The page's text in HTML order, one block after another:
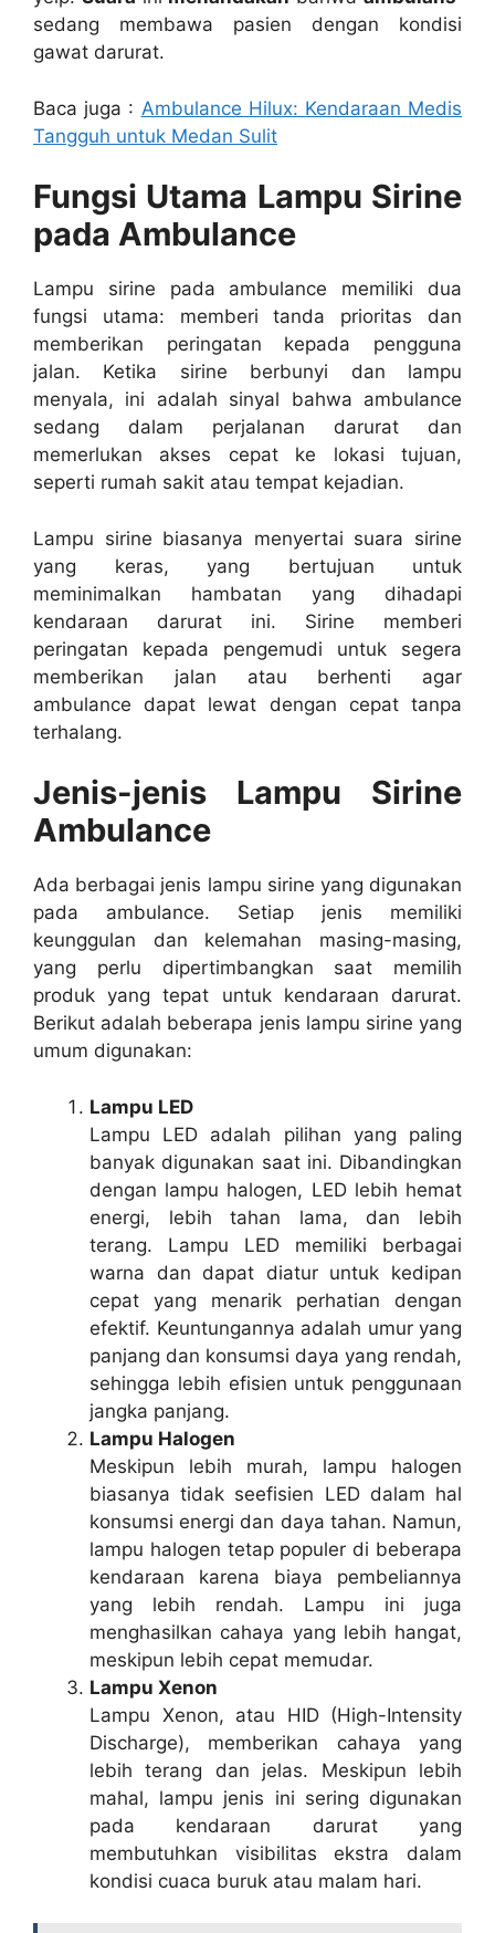
sedang membawa pasien dengan kondisi
gawat darurat.
Baca juga : Ambulance Hilux: Kendaraan Medis
Tangguh untuk Medan Sulit
Fungsi Utama Lampu Sirine
pada Ambulance
Lampu sirine pada ambulance memiliki dua
fungsi utama: memberi tanda prioritas dan
memberikan peringatan kepada pengguna
jalan. Ketika sirine berbunyi dan lampu
menyala, ini adalah sinyal bahwa ambulance
sedang dalam perjalanan darurat dan
memerlukan akses cepat ke lokasi tujuan,
seperti rumah sakit atau tempat kejadian.
Lampu sirine biasanya menyertai suara sirine
yang keras, yang bertujuan untuk
meminimalkan hambatan yang dihadapi
kendaraan darurat ini. Sirine memberi
peringatan kepada pengemudi untuk segera
memberikan jalan atau berhenti agar
ambulance dapat lewat dengan cepat tanpa
terhalang.
Jenis-jenis Lampu Sirine
Ambulance
Ada berbagai jenis lampu sirine yang digunakan
pada ambulance. Setiap jenis memiliki
keunggulan dan kelemahan masing-masing,
yang perlu dipertimbangkan saat memilih
produk yang tepat untuk kendaraan darurat.
Berikut adalah beberapa jenis lampu sirine yang
umum digunakan:
Lampu LED
Lampu LED adalah pilihan yang paling
banyak digunakan saat ini. Dibandingkan
dengan lampu halogen, LED lebih hemat
energi, lebih tahan lama, dan lebih
terang. Lampu LED memiliki berbagai
warna dan dapat diatur untuk kedipan
cepat yang menarik perhatian dengan
efektif. Keuntungannya adalah umur yang
panjang dan konsumsi daya yang rendah,
sehingga lebih efisien untuk penggunaan
jangka panjang.
Lampu Halogen
Meskipun lebih murah, lampu halogen
biasanya tidak seefisien LED dalam hal
konsumsi energi dan daya tahan. Namun,
lampu halogen tetap populer di beberapa
kendaraan karena biaya pembeliannya
yang lebih rendah. Lampu ini juga
menghasilkan cahaya yang lebih hangat,
meskipun lebih cepat memudar.
Lampu Xenon
Lampu Xenon, atau HID (High-Intensity
Discharge), memberikan cahaya yang
lebih terang dan jelas. Meskipun lebih
mahal, lampu jenis ini sering digunakan
pada kendaraan darurat yang
membutuhkan visibilitas ekstra dalam
kondisi cuaca buruk atau malam hari.